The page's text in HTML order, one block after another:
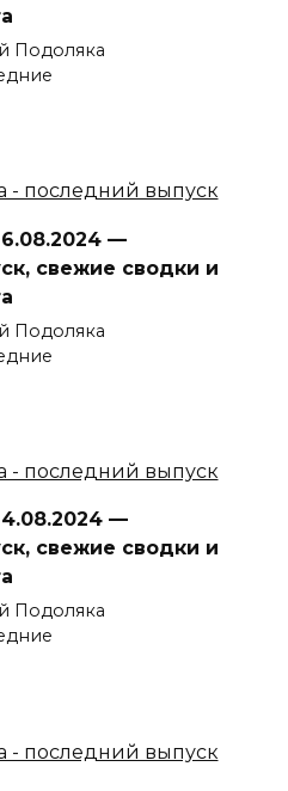
Подоляка
—
свежие сводки и
Подоляка
—
свежие сводки и
Подоляка